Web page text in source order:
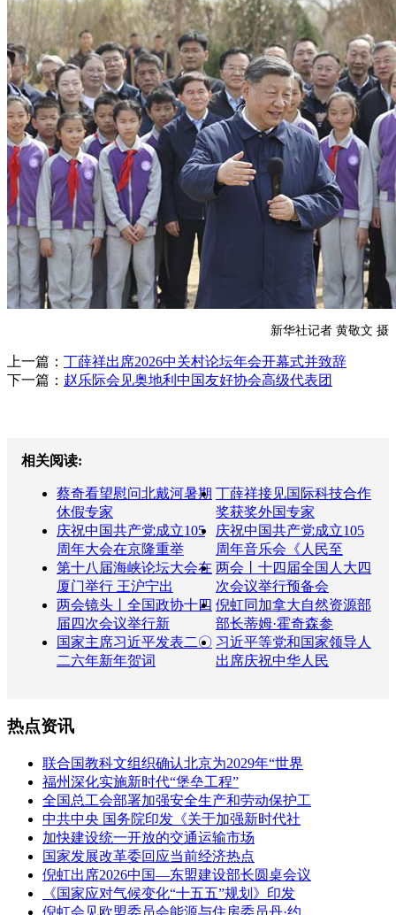
新华社记者 黄敬文 摄
上一篇： 丁薛祥出席2026中关村论坛年会开幕式并致辞
下一篇： 赵乐际会见奥地利中国友好协会高级代表团
相关阅读:
蔡奇看望慰问北戴河暑期
休假专家
丁薛祥接见国际科技合作
奖获奖外国专家
庆祝中国共产党成立105
周年大会在京隆重举
庆祝中国共产党成立105
周年音乐会《人民至
第十八届海峡论坛大会在
厦门举行 王沪宁出
两会丨十四届全国人大四
次会议举行预备会
两会镜头丨全国政协十四
届四次会议举行新
倪虹同加拿大自然资源部
部长蒂姆·霍奇森参
国家主席习近平发表二〇
二六年新年贺词
习近平等党和国家领导人
出席庆祝中华人民
热点资讯
联合国教科文组织确认北京为2029年“世界
福州深化实施新时代“堡垒工程”
全国总工会部署加强安全生产和劳动保护工
中共中央 国务院印发《关于加强新时代社
加快建设统一开放的交通运输市场
国家发展改革委回应当前经济热点
倪虹出席2026中国—东盟建设部长圆桌会议
《国家应对气候变化“十五五”规划》印发
倪虹会见欧盟委员会能源与住房委员丹·约